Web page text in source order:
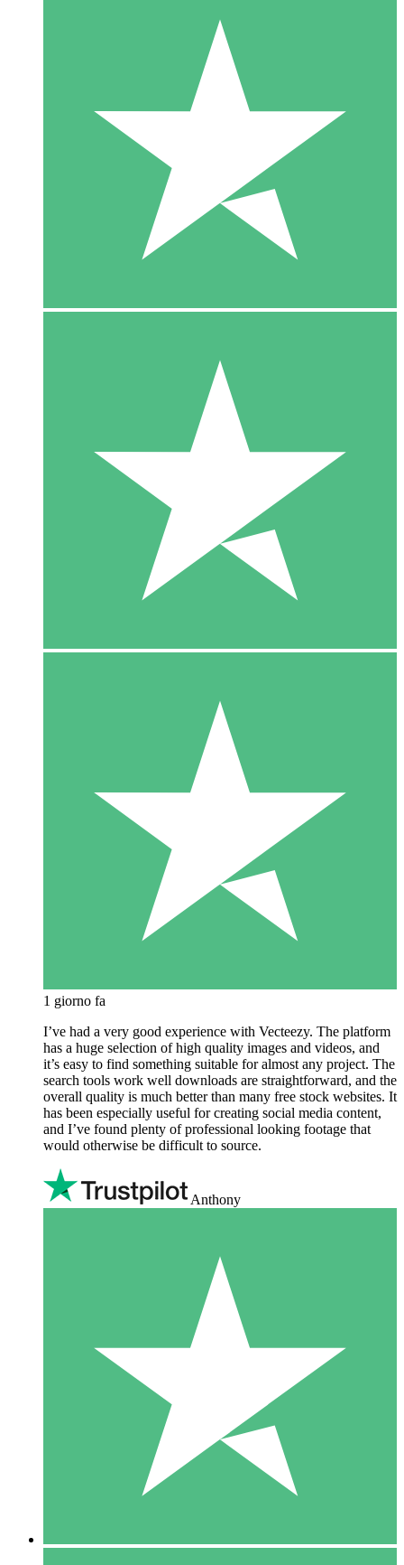
1 giorno fa
I’ve had a very good experience with Vecteezy. The platform
has a huge selection of high quality images and videos, and
it’s easy to find something suitable for almost any project. The
search tools work well downloads are straightforward, and the
overall quality is much better than many free stock websites. It
has been especially useful for creating social media content,
and I’ve found plenty of professional looking footage that
would otherwise be difficult to source.
Anthony